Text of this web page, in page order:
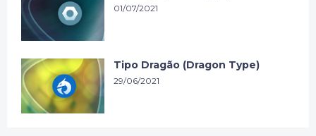
01/07/2021
Tipo Dragão (Dragon Type)
29/06/2021